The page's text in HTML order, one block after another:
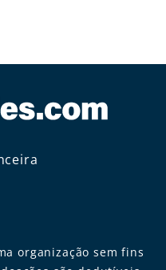
organização sem fins